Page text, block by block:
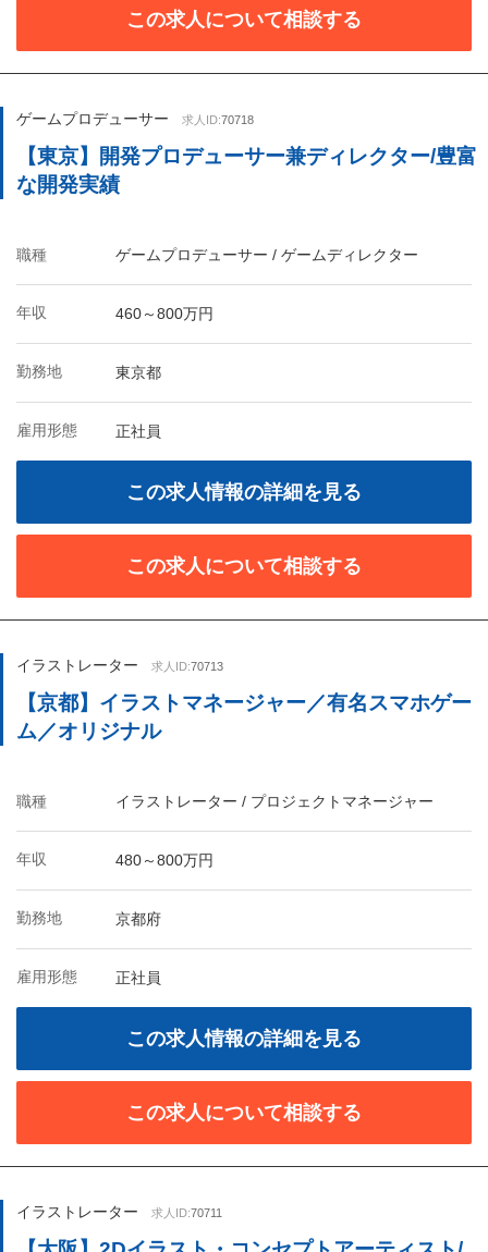
この求人について相談する
ゲームプロデューサー 求人ID:70718
【東京】開発プロデューサー兼ディレクター/豊富
な開発実績
職種 ゲームプロデューサー / ゲームディレクター
年収 460～800万円
勤務地 東京都
雇用形態 正社員
この求人情報の詳細を見る
この求人について相談する
イラストレーター 求人ID:70713
【京都】イラストマネージャー／有名スマホゲー
ム／オリジナル
職種 イラストレーター / プロジェクトマネージャー
年収 480～800万円
勤務地 京都府
雇用形態 正社員
この求人情報の詳細を見る
この求人について相談する
イラストレーター 求人ID:70711